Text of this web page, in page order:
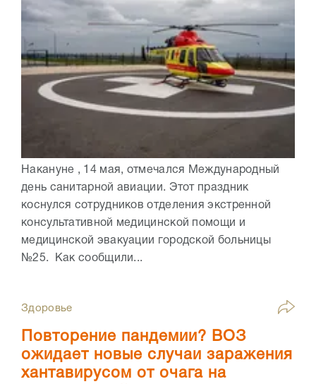
Накануне , 14 мая, отмечался Международный
день санитарной авиации. Этот праздник
коснулся сотрудников отделения экстренной
консультативной медицинской помощи и
медицинской эвакуации городской больницы
№25. Как сообщили...
Здоровье
Повторение пандемии? ВОЗ
ожидает новые случаи заражения
хантавирусом от очага на